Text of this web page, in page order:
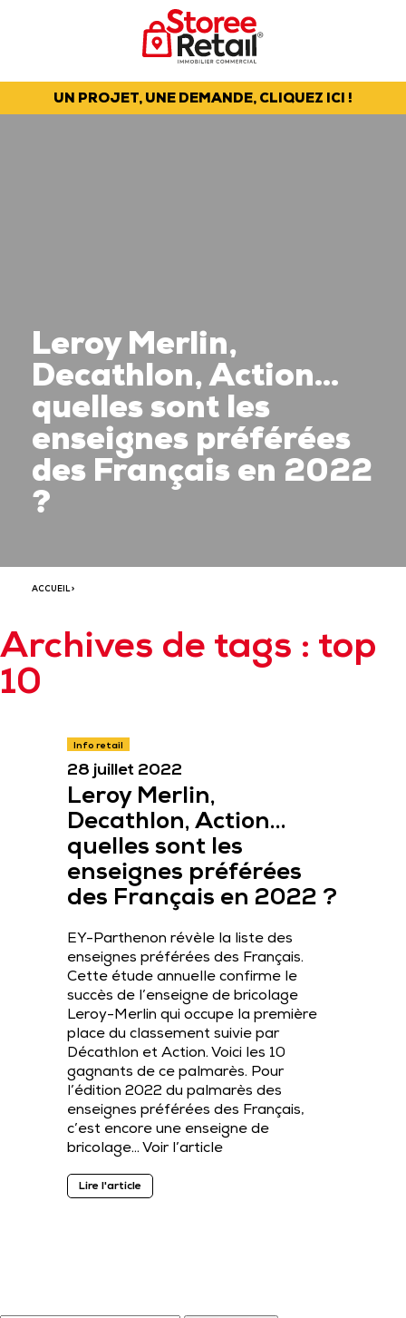
UN PROJET, UNE DEMANDE, CLIQUEZ ICI !
Leroy Merlin,
Decathlon, Action…
quelles sont les
enseignes préférées
des Français en 2022
?
ACCUEIL>
Archives de tags : top
10
Info retail
28 juillet 2022
Leroy Merlin,
Decathlon, Action…
quelles sont les
enseignes préférées
des Français en 2022 ?
EY-Parthenon révèle la liste des
enseignes préférées des Français.
Cette étude annuelle confirme le
succès de l’enseigne de bricolage
Leroy-Merlin qui occupe la première
place du classement suivie par
Décathlon et Action. Voici les 10
gagnants de ce palmarès. Pour
l’édition 2022 du palmarès des
enseignes préférées des Français,
c’est encore une enseigne de
bricolage… Voir l’article
Lire l'article